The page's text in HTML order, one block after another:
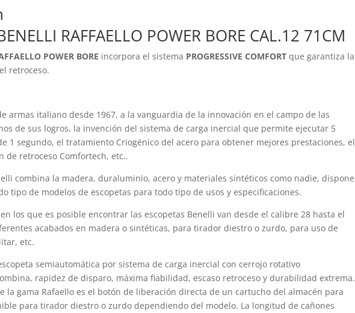
RAFFAELLO POWER BORE CAL.12 71CM
POWER BORE incorpora el sistema PROGRESSIVE COMFORT que garantiza la
retroceso.
armas italiano desde 1967, a la vanguardia de la innovación en el campo de las
de sus logros, la invención del sistema de carga inercial que permite ejecutar 5
1 segundo, el tratamiento Criogénico del acero para obtener mejores prestaciones, el
de retroceso Comfortech, etc..
combina la madera, duraluminio, acero y materiales sintéticos como nadie, dispone
tipo de modelos de escopetas para todo tipo de usos y especificaciones.
los que es posible encontrar las escopetas Benelli van desde el calibre 28 hasta el
acabados en madera o sintéticas, para tirador diestro o zurdo, para uso de
etc.
semiautomática por sistema de carga inercial con cerrojo rotativo
rapidez de disparo, máxima fiabilidad, escaso retroceso y durabilidad extrema.
la gama Rafaello es el botón de liberación directa de un cartucho del almacén para
para tirador diestro o zurdo dependiendo del modelo. La longitud de cañones